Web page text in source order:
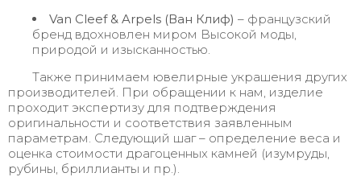
Van Cleef & Arpels (Ван Клиф) – французский
бренд вдохновлен миром Высокой моды,
природой и изысканностью.
Также принимаем ювелирные украшения других
производителей. При обращении к нам, изделие
проходит экспертизу для подтверждения
оригинальности и соответствия заявленным
параметрам. Следующий шаг – определение веса и
оценка стоимости драгоценных камней (изумруды,
рубины, бриллианты и пр.).